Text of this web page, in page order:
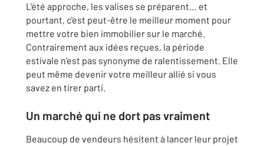
L'été approche, les valises se préparent… et
pourtant, c'est peut-être le meilleur moment pour
mettre votre bien immobilier sur le marché.
Contrairement aux idées reçues, la période
estivale n'est pas synonyme de ralentissement. Elle
peut même devenir votre meilleur allié si vous
savez en tirer parti.
Un marché qui ne dort pas vraiment
Beaucoup de vendeurs hésitent à lancer leur projet